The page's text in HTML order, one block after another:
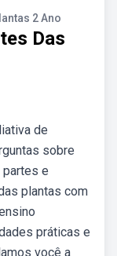
2 Ano
Das
de
sobre
e
plantas com
práticas e
você a